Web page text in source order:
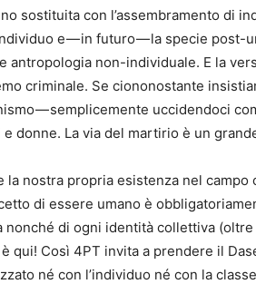
sostituita con l’assembramento
e — in futuro — la specie post-
antropologia non-individuale. E la
criminale. Se ciononostante
— semplicemente uccidendoci
donne. La via del martirio è un
la nostra propria esistenza nel
di essere umano è
di ogni identità collettiva
qui! Così 4PT invita a prendere il
né con l’individuo né con la